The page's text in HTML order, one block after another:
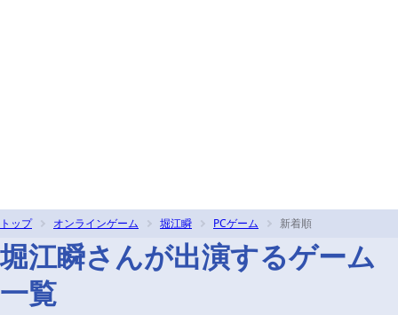
トップ オンラインゲーム 堀江瞬 PCゲーム 新着順
堀江瞬さんが出演するゲーム
一覧